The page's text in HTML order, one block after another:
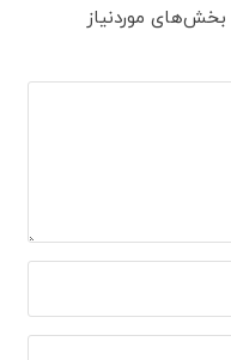
بخش‌های موردنیاز